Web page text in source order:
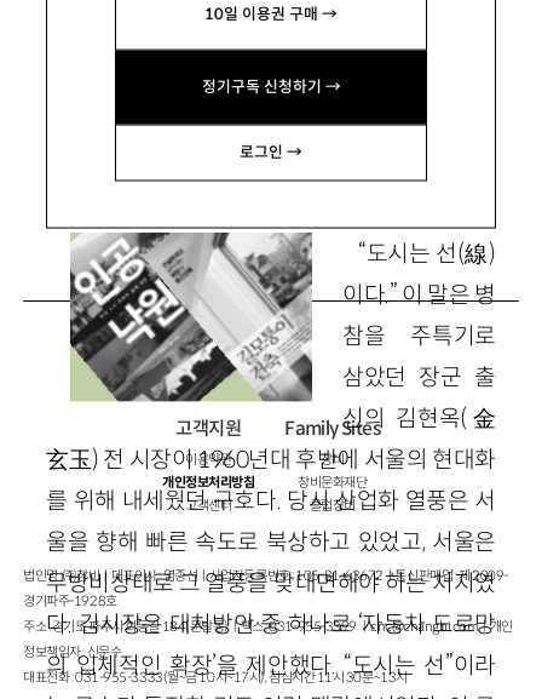
10일 이용권 구매 →
정기구독 신청하기 →
로그인 →
홍익대 BK연구교수 haecheon@gmail.com
“도시는 선(線)
이다.” 이 말은 병
참을 주특기로
삼았던 장군 출
신의 김현옥( 金
玄玉) 전 시장이1960년대 후반에 서울의 현대화
를 위해 내세웠던 구호다. 당시 산업화 열풍은 서
울을 향해 빠른 속도로 북상하고 있었고, 서울은
무방비상태로 그 열풍을 맞대면해야 하는 처지였
다. 김시장은 대처방안 중 하나로 ‘자동차 도로망
의 입체적인 확장’을 제안했다. “도시는 선”이라
고객지원
이용약관
개인정보처리방침
고객센터
Family Sites
창비
창비문화재단
클럽창비
법인명 : ㈜창비ㅣ대표이사 : 염종선ㅣ사업자등록번호 : 105-81-63672ㅣ통신판매업 : 제 2009-
경기파주-1928호
주소 : 경기도 파주시 회동길 184(문발동)ㅣ팩스 : 031-955-3399 ㅣcnc@changbi.comㅣ개인
정보책임자 : 신문수
대표전화 : 031-955-3333(월~금 10시~17시), 점심시간 11시 30분~13시